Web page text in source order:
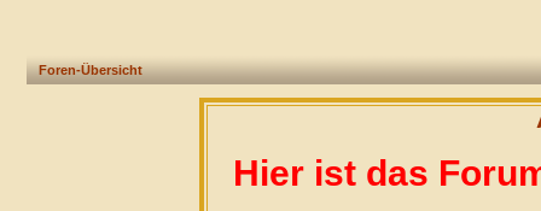
Foren-Übersicht
Hier ist das